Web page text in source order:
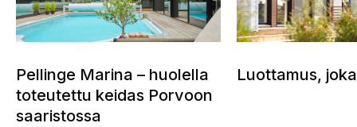
Pellinge Marina – huolella
toteutettu keidas Porvoon
saaristossa
Luottamus,